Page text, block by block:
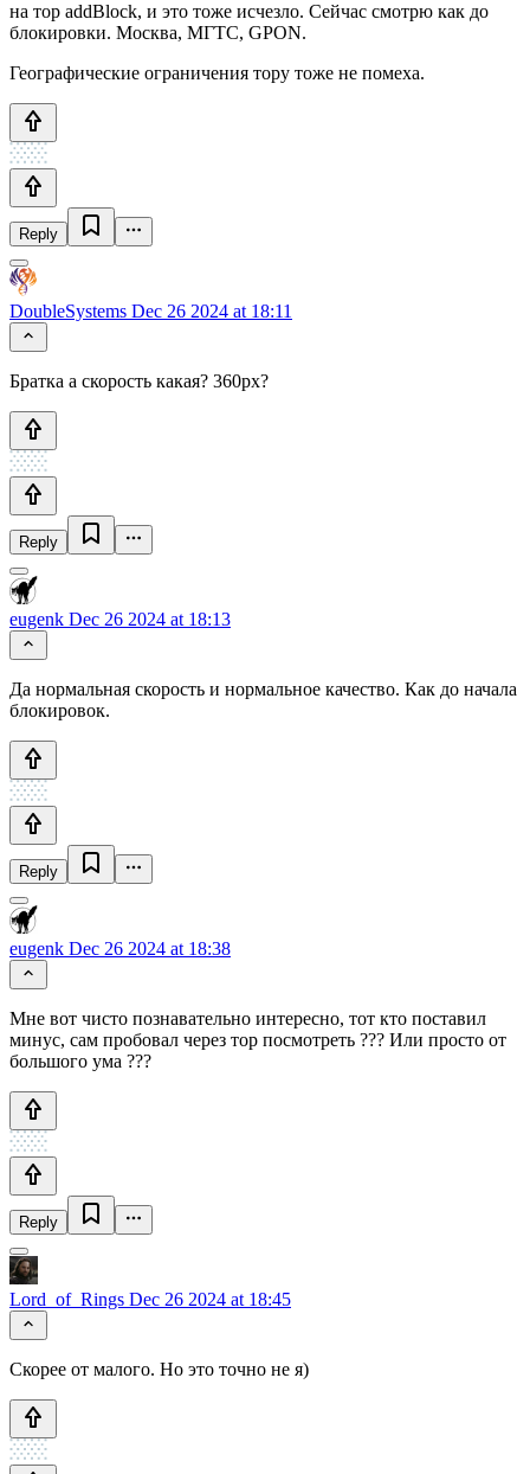
на тор addBlock, и это тоже исчезло. Сейчас смотрю как до
блокировки. Москва, МГТС, GPON.
Географические ограничения тору тоже не помеха.
Reply
DoubleSystems Dec 26 2024 at 18:11
Братка а скорость какая? 360px?
Reply
eugenk Dec 26 2024 at 18:13
Да нормальная скорость и нормальное качество. Как до начала
блокировок.
Reply
eugenk Dec 26 2024 at 18:38
Мне вот чисто познавательно интересно, тот кто поставил
минус, сам пробовал через тор посмотреть ??? Или просто от
большого ума ???
Reply
Lord_of_Rings Dec 26 2024 at 18:45
Скорее от малого. Но это точно не я)